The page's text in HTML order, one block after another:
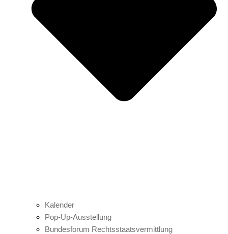
Kalender
Pop-Up-Ausstellung
Bundesforum Rechtsstaatsvermittlung